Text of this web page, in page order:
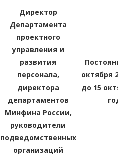
Директор
Департамента
проектного
управления и
развития
персонала,
директора
департаментов
Минфина России,
руководители
подведомственных
организаций
октября
до 15